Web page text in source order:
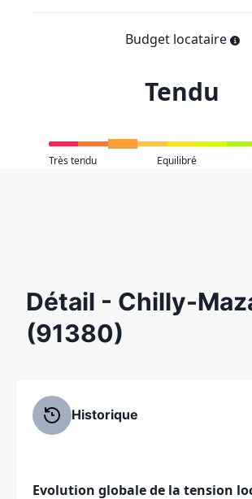
Budget locataire
Tendu
Très tendu Equilibré
Détail - Chilly-
(91380)
Historique
Evolution globale de la tension